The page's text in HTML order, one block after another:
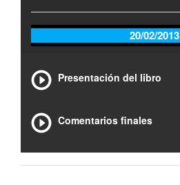
20/02/2013
Presentación del libro
Comentarios finales